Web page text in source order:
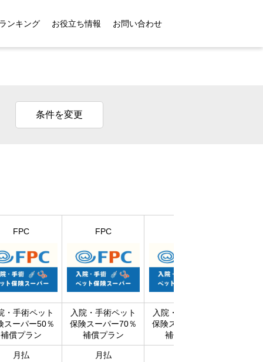
ンキング お役立ち情報 お問い合わせ
条件を変更
FPC FPC
・手術ペット
スーパー50％
補償プラン
入院・手術ペット
保険スーパー70％
補償プラン
入院・手術ペット
保険スーパー90％
補償プラン
月払 月払